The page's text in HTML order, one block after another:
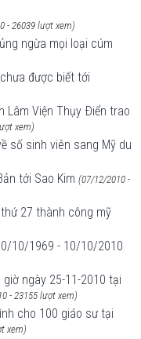
- 26039 lượt xem)
ngừa mọi loại cúm
được biết tới
Lâm Viện Thụy Ðiển trao
xem)
số sinh viên sang Mỹ du
tới Sao Kim (07/12/2010 -
27 thành công mỹ
10/1969 - 10/10/2010
giờ ngày 25-11-2010 tại
- 23155 lượt xem)
cho 100 giáo sư tại
xem)